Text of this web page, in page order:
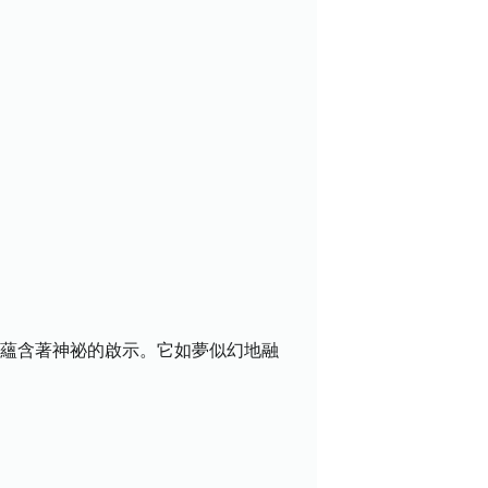
含著神祕的啟示。它如夢似幻地融